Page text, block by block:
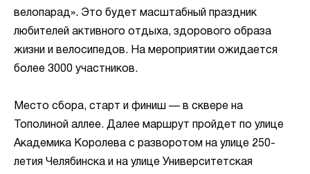
велопарад». Это будет масштабный праздник
любителей активного отдыха, здорового образа
жизни и велосипедов. На мероприятии ожидается
более 3000 участников.
Место сбора, старт и финиш — в сквере на
Тополиной аллее. Далее маршрут пройдет по улице
Академика Королева с разворотом на улице 250-
летия Челябинска и на улице Университетская